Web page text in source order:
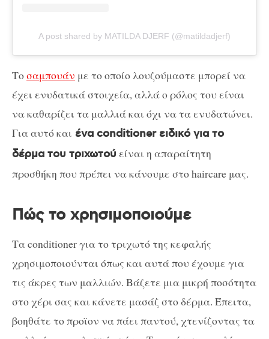
A post shared by MATILDA DJERF (@matildadjerf)
Τοσαμπουάν με το οποίο λουζούμαστε μπορεί να
έχει ενυδατικά στοιχεία, αλλά ο ρόλος του είναι
να καθαρίζει τα μαλλιά και όχι να τα ενυδατώνει.
Για αυτό και ένα conditioner ειδικό για το
δέρμα του τριχωτού είναι η απαραίτητη
προσθήκη που πρέπει να κάνουμε στο haircare μας.
Πώς το χρησιμοποιούμε
Τα conditioner για το τριχωτό της κεφαλής
χρησιμοποιούνται όπως και αυτά που έχουμε για
τις άκρες των μαλλιών. Βάζετε μια μικρή ποσότητα
στο χέρι σας και κάνετε μασάζ στο δέρμα. Έπειτα,
βοηθάτε το προϊον να πάει παντού, χτενίζοντας τα